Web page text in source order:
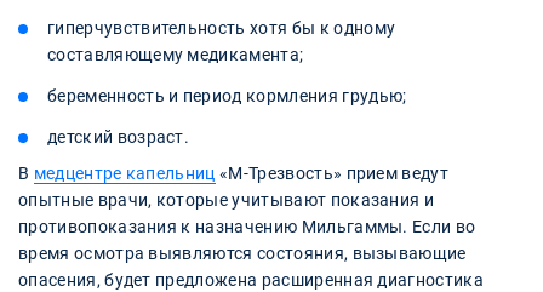
гиперчувствительность хотя бы к одному
составляющему медикамента;
беременность и период кормления грудью;
детский возраст.
В медцентре капельниц «М-Трезвость» прием ведут
опытные врачи, которые учитывают показания и
противопоказания к назначению Мильгаммы. Если во
время осмотра выявляются состояния, вызывающие
опасения, будет предложена расширенная диагностика